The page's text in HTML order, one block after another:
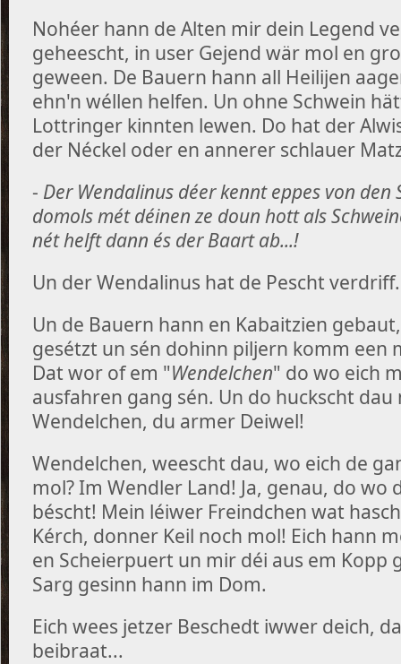
Nohéer hann de Alten mir dein Legend
geheescht, in user Gejend wär mol en
geween. De Bauern hann all Heilijen
ehn'n wéllen helfen. Un ohne Schwein
Lottringer kinnten lewen. Do hat der
der Néckel oder en annerer schlauer
- Der Wendalinus déer kennt eppes von den
domols mét déinen ze doun hott als
nét helft dann és der Baart ab...!
Un der Wendalinus hat de Pescht verdriff.
Un de Bauern hann en Kabaitzien
gesétzt un sén dohinn piljern komm een
Dat wor of em "Wendelchen" do wo eich
ausfahren gang sén. Un do huckscht dau
Wendelchen, du armer Deiwel!
Wendelchen, weescht dau, wo eich de
mol? Im Wendler Land! Ja, genau, do wo
béscht! Mein léiwer Freindchen wat
Kérch, donner Keil noch mol! Eich hann
en Scheierpuert un mir déi aus em Kopp
Sarg gesinn hann im Dom.
Eich wees jetzer Beschedt iwwer deich,
beibraat...